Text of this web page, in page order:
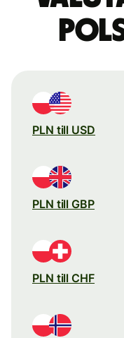
PLN till USD
PLN till GBP
PLN till CHF